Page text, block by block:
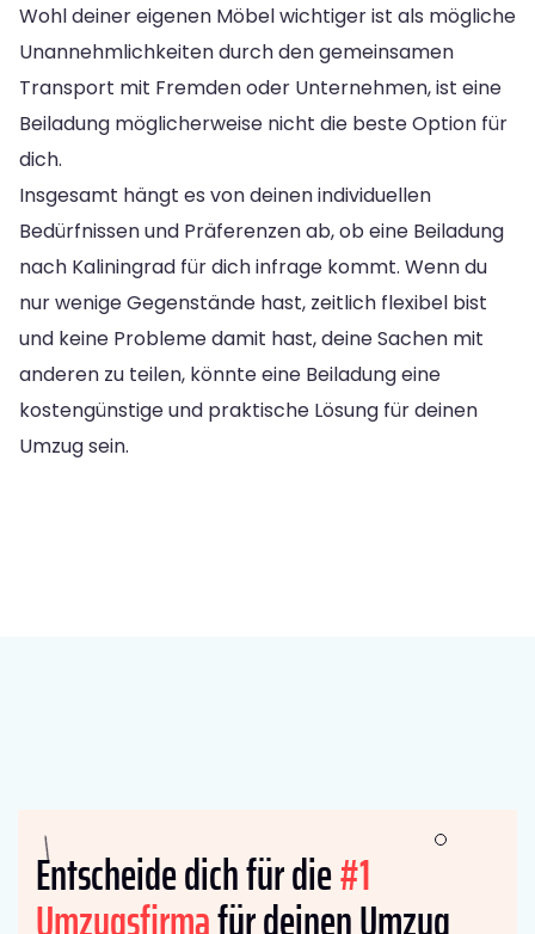
Wohl deiner eigenen Möbel wichtiger ist als mögliche
Unannehmlichkeiten durch den gemeinsamen
Transport mit Fremden oder Unternehmen, ist eine
Beiladung möglicherweise nicht die beste Option für
dich.
Insgesamt hängt es von deinen individuellen
Bedürfnissen und Präferenzen ab, ob eine Beiladung
nach Kaliningrad für dich infrage kommt. Wenn du
nur wenige Gegenstände hast, zeitlich flexibel bist
und keine Probleme damit hast, deine Sachen mit
anderen zu teilen, könnte eine Beiladung eine
kostengünstige und praktische Lösung für deinen
Umzug sein.
Entscheide dich für die#1